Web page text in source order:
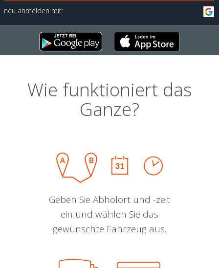
neu anmelden mit:
Wie funktioniert das
Ganze?
Geben Sie Abholort und -zeit
ein und wählen Sie das
gewünschte Fahrzeug aus.